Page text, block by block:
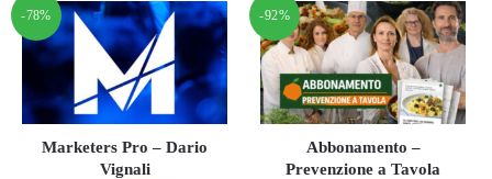
-78%
Marketers Pro – Dario
Vignali
-92%
Abbonamento –
Prevenzione a Tavola